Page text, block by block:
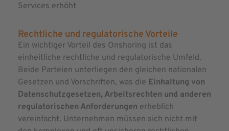
Services erhöht
Rechtliche und regulatorische Vorteile
Ein wichtiger Vorteil des Onshoring ist das
einheitliche rechtliche und regulatorische Umfeld.
Beide Parteien unterliegen den gleichen nationalen
Gesetzen und Vorschriften, was die Einhaltung von
Datenschutzgesetzen, Arbeitsrechten und anderen
regulatorischen Anforderungen erheblich
vereinfacht. Unternehmen müssen sich nicht mit